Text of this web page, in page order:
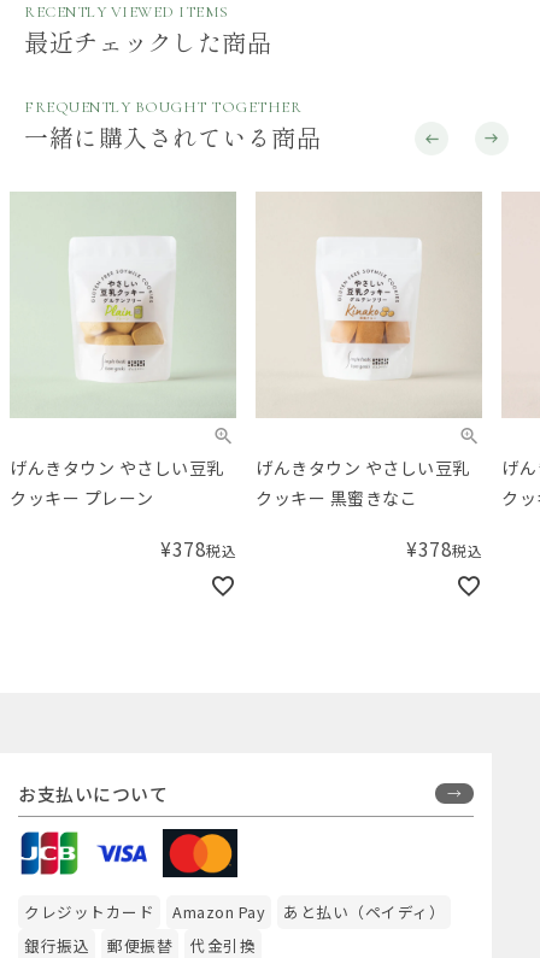
RECENTLY VIEWED ITEMS
最近チェックした商品
FREQUENTLY BOUGHT TOGETHER
一緒に購入されている商品
げんきタウン やさしい豆乳
クッキー 黒蜜きなこ
¥378税込
げんきタウン やさしい豆乳
クッキー チョコ
¥399税込
極
お支払いについて
クレジットカード Amazon Pay
あと払い（ペイディ）
銀行振込
郵便振替 代金引換